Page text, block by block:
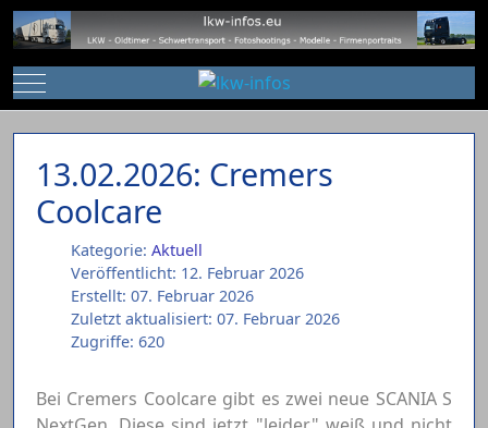
Mobile Menu Toggle
13.02.2026: Cremers
Coolcare
Kategorie: Aktuell
Veröffentlicht: 12. Februar 2026
Erstellt: 07. Februar 2026
Zuletzt aktualisiert: 07. Februar 2026
Zugriffe: 620
Bei Cremers Coolcare gibt es zwei neue SCANIA S